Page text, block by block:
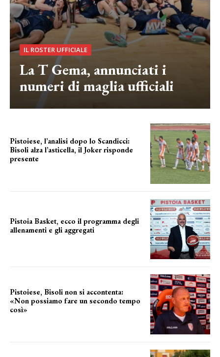
IL ROSTER UFFICIALE
La T Gema, annunciati i
numeri di maglia ufficiali
Pistoiese, l’analisi dopo lo Scandicci:
Bisoli alza l’asticella, il Joker risponde
presente
Pistoia Basket, ecco il programma degli
allenamenti e gli aggregati
Pistoiese, Bisoli non si accontenta:
«Non possiamo fare un secondo tempo
così»